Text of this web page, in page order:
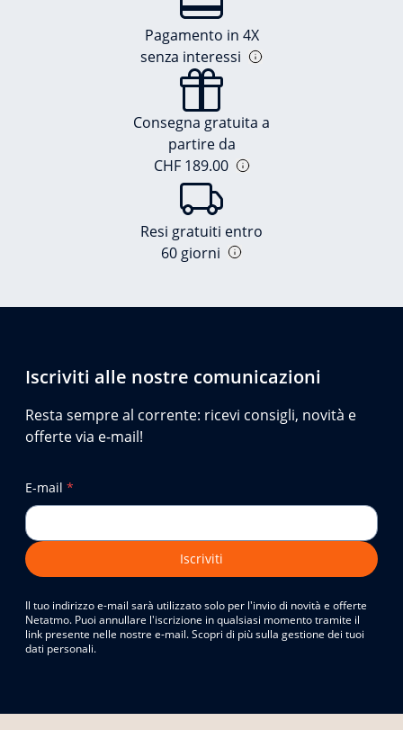
Pagamento in 4X
senza interessi
Consegna gratuita a
partire da
CHF 189.00
Resi gratuiti entro
60 giorni
Iscriviti alle nostre comunicazioni
Resta sempre al corrente: ricevi consigli, novità e
offerte via e-mail!
E-mail *
Iscriviti
Il tuo indirizzo e-mail sarà utilizzato solo per l'invio di novità e offerte
Netatmo. Puoi annullare l'iscrizione in qualsiasi momento tramite il
link presente nelle nostre e-mail. Scopri di più sulla gestione dei tuoi
dati personali.